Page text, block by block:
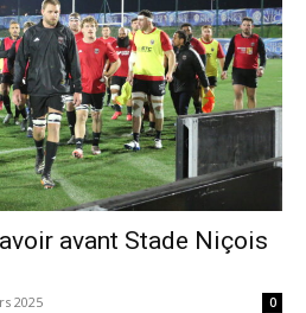
avant Stade Niçois
2025 0